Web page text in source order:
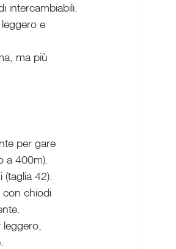
intercambiabili.
e
ma più
per gare
a 400m).
42).
con chiodi